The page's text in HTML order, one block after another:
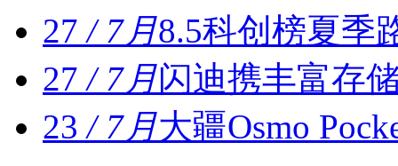
27 / 7月8.5科创榜夏季
27 / 7月闪迪携丰富存
23 / 7月大疆Osmo